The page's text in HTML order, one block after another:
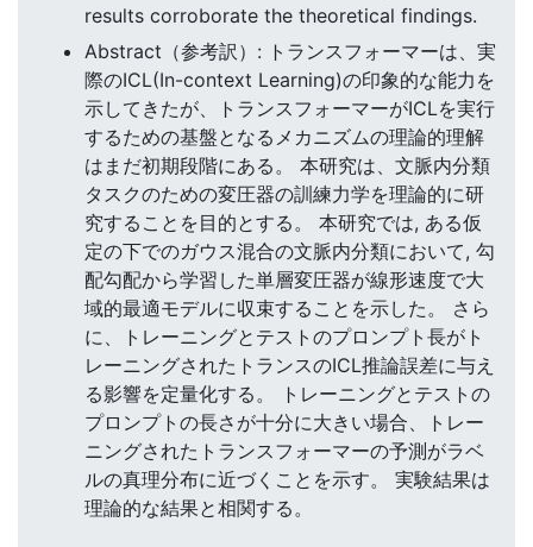
results corroborate the theoretical findings.
Abstract（参考訳）: トランスフォーマーは、実
際のICL(In-context Learning)の印象的な能力を
示してきたが、トランスフォーマーがICLを実行
するための基盤となるメカニズムの理論的理解
はまだ初期段階にある。 本研究は、文脈内分類
タスクのための変圧器の訓練力学を理論的に研
究することを目的とする。 本研究では, ある仮
定の下でのガウス混合の文脈内分類において, 勾
配勾配から学習した単層変圧器が線形速度で大
域的最適モデルに収束することを示した。 さら
に、トレーニングとテストのプロンプト長がト
レーニングされたトランスのICL推論誤差に与え
る影響を定量化する。 トレーニングとテストの
プロンプトの長さが十分に大きい場合、トレー
ニングされたトランスフォーマーの予測がラベ
ルの真理分布に近づくことを示す。 実験結果は
理論的な結果と相関する。